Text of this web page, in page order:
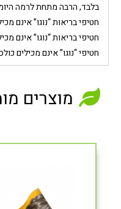
בלבד, הרבה מתחת לרמה היומית
חטיפי בריאות “נוגו” אינם
חטיפי בריאות “נוגו” אינם
חטיפי “נוגו” אינם מכילים
מוצרים